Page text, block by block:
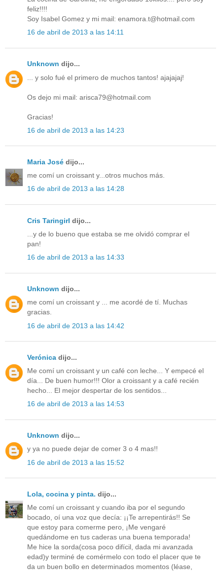
feliz!!!!
Soy Isabel Gomez y mi mail: enamora.t@hotmail.com
16 de abril de 2013 a las 14:11
Unknown dijo...
... y solo fué el primero de muchos tantos! ajajajaj!
Os dejo mi mail: arisca79@hotmail.com
Gracias!
16 de abril de 2013 a las 14:23
Maria José dijo...
me comí un croissant y...otros muchos más.
16 de abril de 2013 a las 14:28
Cris Taringirl dijo...
...y de lo bueno que estaba se me olvidó comprar el
pan!
16 de abril de 2013 a las 14:33
Unknown dijo...
me comí un croissant y ... me acordé de tí. Muchas
gracias.
16 de abril de 2013 a las 14:42
Verónica dijo...
Me comí un croissant y un café con leche... Y empecé el
día... De buen humor!!! Olor a croissant y a café recién
hecho... El mejor despertar de los sentidos...
16 de abril de 2013 a las 14:53
Unknown dijo...
y ya no puede dejar de comer 3 o 4 mas!!
16 de abril de 2013 a las 15:52
Lola, cocina y pinta. dijo...
Me comí un croissant y cuando iba por el segundo
bocado, oí una voz que decía: ¡¡Te arrepentirás!! Se
que estoy para comerme pero, ¡Me vengaré
quedándome en tus caderas una buena temporada!
Me hice la sorda(cosa poco difícil, dada mi avanzada
edad)y terminé de comérmelo con todo el placer que te
da un buen bollo en determinados momentos (léase,